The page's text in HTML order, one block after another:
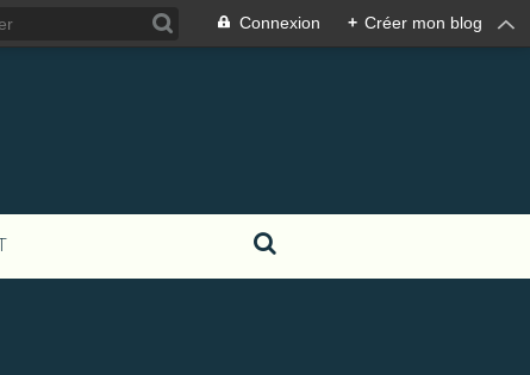
Connexion + Créer mon blog